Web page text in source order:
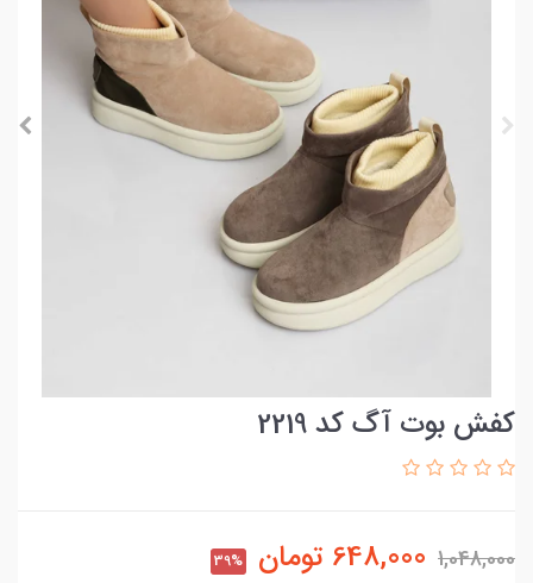
کفش بوت آگ کد 2219
1,048,000
648,000 تومان 39%